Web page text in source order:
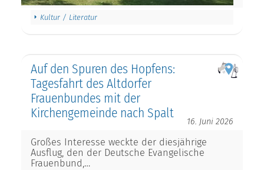
Kultur / Literatur
Auf den Spuren des Hopfens:
Tagesfahrt des Altdorfer
Frauenbundes mit der
Kirchengemeinde nach Spalt
16. Juni 2026
Großes Interesse weckte der diesjährige
Ausflug, den der Deutsche Evangelische
Frauenbund,…